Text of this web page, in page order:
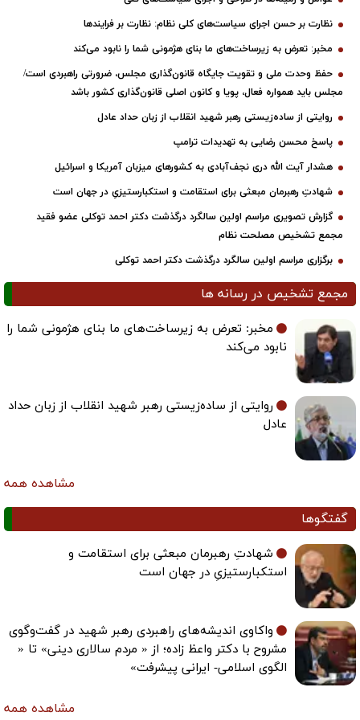
نظارت بر حسن اجرای سیاست‌های کلی نظام: نظارت بر فرایندها
مخبر: تعرض به زیرساخت‌های ما بنای هژمونی شما را نابود می‌کند
حفظ وحدت ملی و تقویت جایگاه قانون‌گذاری مجلس، ضرورتی راهبردی است/
مجلس باید همواره فعال، پویا و کانون اصلی قانون‌گذاری کشور باشد
روایتی از ساده‌زیستی رهبر شهید انقلاب از زبان حداد عادل
پاسخ محسن رضایی به تهدیدات ترامپ
هشدار آیت الله دری نجف‌آبادی به کشورهای میزبان آمریکا و اسرائیل
شهادتِ رهبرمان مبعثی برای استقامت و استکبارستیزیِ در جهان است
گزارش تصویری مراسم اولین سالگرد درگذشت دکتر احمد توکلی عضو فقید
مجمع تشخیص مصلحت نظام
برگزاری مراسم اولین سالگرد درگذشت دکتر احمد توکلی
مجمع تشخیص در رسانه ها
مخبر: تعرض به زیرساخت‌های ما بنای هژمونی شما را
نابود می‌کند
روایتی از ساده‌زیستی رهبر شهید انقلاب از زبان حداد
عادل
مشاهده همه
گفتگوها
شهادتِ رهبرمان مبعثی برای استقامت و
استکبارستیزیِ در جهان است
واکاوی اندیشه‌های راهبردی رهبر شهید در گفت‌وگوی
مشروح با دکتر واعظ زاده؛ از « مردم سالاری دینی» تا «
الگوی اسلامی- ایرانی پیشرفت»
مشاهده همه